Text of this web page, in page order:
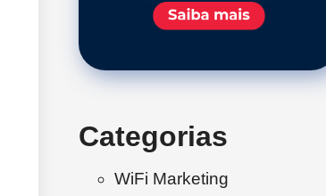
Categorias
WiFi Marketing